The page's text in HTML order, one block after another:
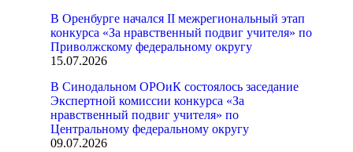
В Оренбурге начался II межрегиональный этап
конкурса «За нравственный подвиг учителя» по
Приволжскому федеральному округу
15.07.2026
В Синодальном ОРОиК состоялось заседание
Экспертной комиссии конкурса «За
нравственный подвиг учителя» по
Центральному федеральному округу
09.07.2026